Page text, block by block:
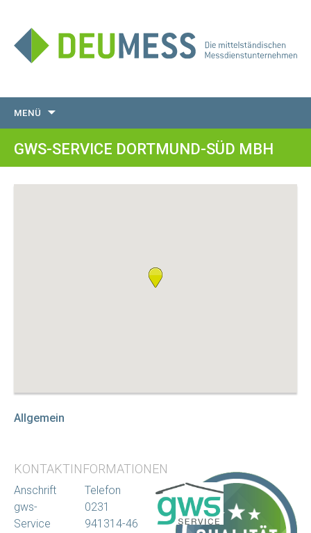
MENÜ
GWS-SERVICE DORTMUND-SÜD MBH
Allgemein
KONTAKTINFORMATIONEN
Anschrift
gws-
Service
Telefon
0231
941314-46